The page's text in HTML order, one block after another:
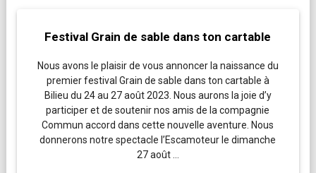
Festival Grain de sable dans ton cartable
Nous avons le plaisir de vous annoncer la naissance du
premier festival Grain de sable dans ton cartable à
Bilieu du 24 au 27 août 2023. Nous aurons la joie d’y
participer et de soutenir nos amis de la compagnie
Commun accord dans cette nouvelle aventure. Nous
donnerons notre spectacle l’Escamoteur le dimanche
27 août …